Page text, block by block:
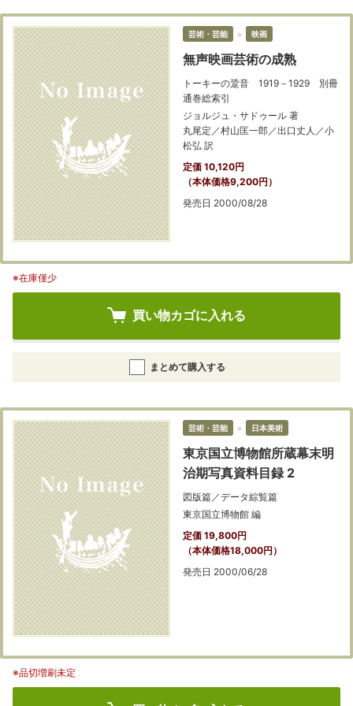
芸術・芸能 ＞ 映画
無声映画芸術の成熟
トーキーの跫音 1919－1929 別冊
通巻総索引
ジョルジュ・サドゥール 著
丸尾定／村山匡一郎／出口丈人／小
松弘 訳
定価 10,120円
（本体価格9,200円）
発売日 2000/08/28
※在庫僅少
買い物カゴに入れる
まとめて購入する
芸術・芸能 ＞ 日本美術
東京国立博物館所蔵幕末明
治期写真資料目録 2
図版篇／データ綜覧篇
東京国立博物館 編
定価 19,800円
（本体価格18,000円）
発売日 2000/06/28
※品切増刷未定